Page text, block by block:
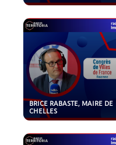
BRICE RABASTE, MAIRE DE
CHELLES